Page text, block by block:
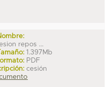
repos ...
1.397Mb
PDF
cesión